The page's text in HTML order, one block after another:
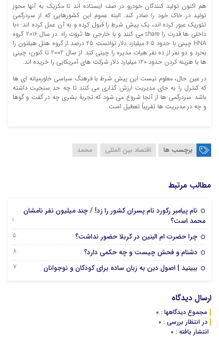
هم اکنون تولید کنندگان خودرو در صف ایستاده اند تا مکزیک به آنها مجوز
تولید در خاک خود را صادر کند. البته عموم این کشورهایی که از سردرگمی
تئوریک عبور کرده اند، یک پیش شرط را قبول کرده و به آن عمل کرده اند: «با
داخلی ها قدرت را share می کنند و با خارجی ها ثروت را». در سال 2016 گروه
HNA چینی با حدود 6.5 میلیارد دلار توانست 25 درصد از گروه هتل هیلتون را
بحرد و دو نفر از ده نفر هیات مدیره را چینی کند. از سال 2002 تا کنون، چینی
ها با هزینه کردن حدود 120 میلیارد دلار شرکت های آمریکایی را خریده اند.
در عین حال، معلوم نیست این پیش شرط با فرهنگ سیاسی خاورمیانه ای ها
که کنترل را به جای مدیریت ارزش گذاری می کنند تا چه حد سنخیت داشته
باشد. سردرگمی ها از آنجا شروع می شود که تجربۀ بشری چه در گفت و گوها
و چه در مدیریت ها تقریباً تعطیل است.
برچسب ها اقتصاد بین المللی محمد
مطالب مرتبط
نام پیامبر رکورد نام پسران کشور را زد! / چند میلیون نفر نامشان
محمد است؟
29 ژانویه 2025
چرا حضرت ام البنین در کربلا حضور نداشت؟ 15 دسامبر 2024
دشنام و فحش چیست و چه حکمی دارد؟ 08 دسامبر 2024
ببینید | اصول دین به زبان ساده برای کودکان و نوجوانان 07 دسامبر 2024
ارسال دیدگاه
مجموع دیدگاهها : 0
در انتظار بررسی : 0
انتشار یافته : 0